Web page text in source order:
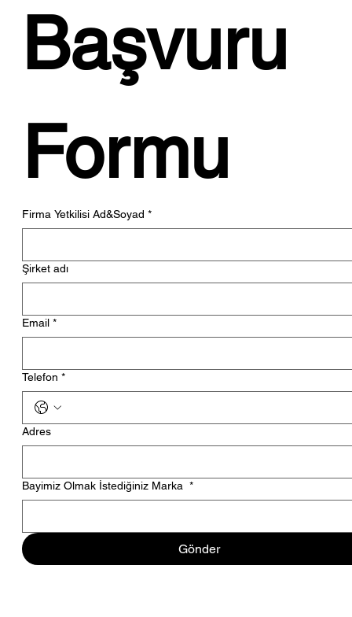
Başvuru
Formu
Firma Yetkilisi Ad&Soyad *
Şirket adı
Email *
Telefon *
Adres
Bayimiz Olmak İstediğiniz Marka *
Gönder